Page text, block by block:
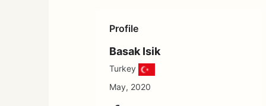
Profile
Basak Isik
Turkey
May, 2020